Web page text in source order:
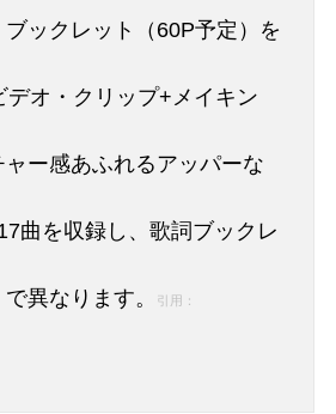
ックレット（60P予定）を
オ・クリップ+メイキン
ー感あふれるアッパーな
曲を収録し、歌詞ブックレ
異なります。
引用：